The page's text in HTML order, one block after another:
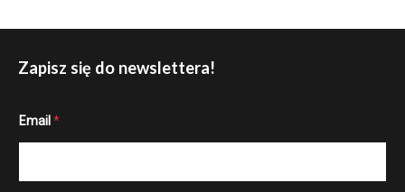
Zapisz się do newslettera!
*
i
Email *